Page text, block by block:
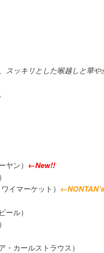
スッキリとした喉越しと華や
ヤン） ←New!!
イマーケット） ←NONTAN’s
ール）
カールストラウス）